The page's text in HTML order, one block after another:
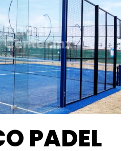
PADEL